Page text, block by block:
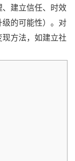
建立信任、时效
的可能性）。对
方法，如建立社